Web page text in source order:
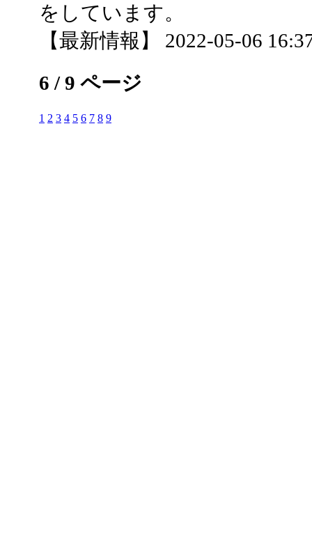
をしています。
【最新情報】 2022-05-06
6 / 9 ページ
1 2 3 4 5 6 7 8 9